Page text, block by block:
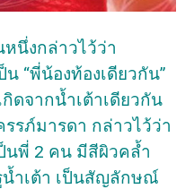
นึ่งกล่าวไว้ว่า
“พี่น้องท้องเดียวกัน”
ดจากน้ำเต้าเดียวกัน
รรภ์มารดา กล่าวไว้ว่า
นพี่ 2 คน มีสีผิวคล้ำ
น้ำเต้า เป็นสัญลักษณ์